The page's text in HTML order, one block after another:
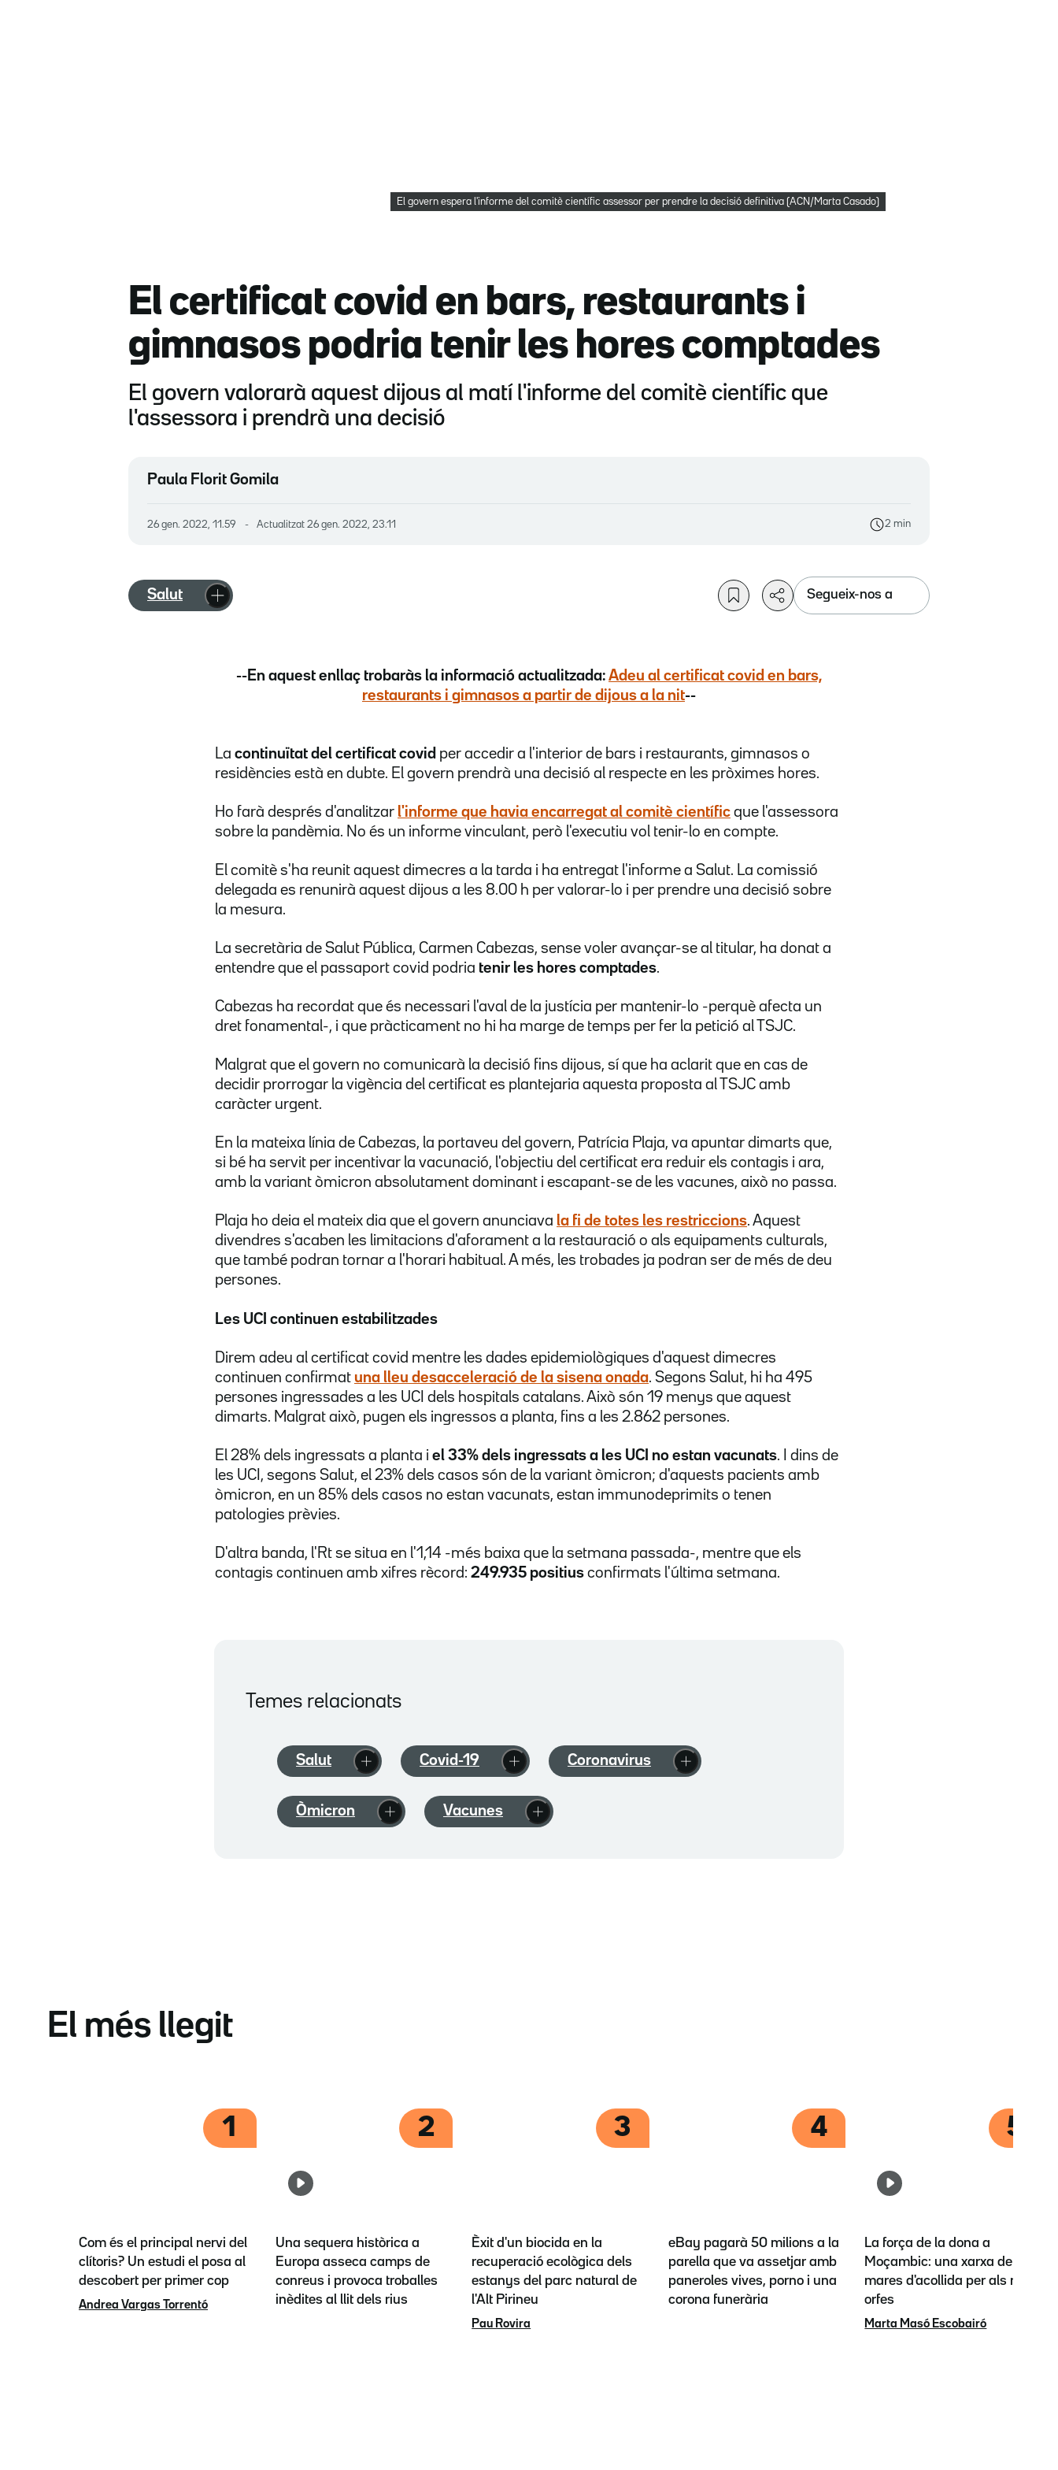
El govern espera l'informe del comitè científic assessor per prendre la decisió definitiva (ACN/Marta Casado)
El certificat covid en bars, restaurants i
gimnasos podria tenir les hores comptades
El govern valorarà aquest dijous al matí l'informe del comitè científic que
l'assessora i prendrà una decisió
Paula Florit Gomila
26 gen. 2022, 11.59 Actualitzat 26 gen. 2022, 23.11 2 min
Salut Segueix-nos a
--En aquest enllaç trobaràs la informació actualitzada: Adeu al certificat covid en bars,
restaurants i gimnasos a partir de dijous a la nit--
La continuïtat del certificat covid per accedir a l'interior de bars i restaurants, gimnasos o
residències està en dubte. El govern prendrà una decisió al respecte en les pròximes hores.
Ho farà després d'analitzar l'informe que havia encarregat al comitè científic que l'assessora
sobre la pandèmia. No és un informe vinculant, però l'executiu vol tenir-lo en compte.
El comitè s'ha reunit aquest dimecres a la tarda i ha entregat l'informe a Salut. La comissió
delegada es renunirà aquest dijous a les 8.00 h per valorar-lo i per prendre una decisió sobre
la mesura.
La secretària de Salut Pública, Carmen Cabezas, sense voler avançar-se al titular, ha donat a
entendre que el passaport covid podria tenir les hores comptades.
Cabezas ha recordat que és necessari l'aval de la justícia per mantenir-lo -perquè afecta un
dret fonamental-, i que pràcticament no hi ha marge de temps per fer la petició al TSJC.
Malgrat que el govern no comunicarà la decisió fins dijous, sí que ha aclarit que en cas de
decidir prorrogar la vigència del certificat es plantejaria aquesta proposta al TSJC amb
caràcter urgent.
En la mateixa línia de Cabezas, la portaveu del govern, Patrícia Plaja, va apuntar dimarts que,
si bé ha servit per incentivar la vacunació, l'objectiu del certificat era reduir els contagis i ara,
amb la variant òmicron absolutament dominant i escapant-se de les vacunes, això no passa.
Plaja ho deia el mateix dia que el govern anunciava la fi de totes les restriccions. Aquest
divendres s'acaben les limitacions d'aforament a la restauració o als equipaments culturals,
que també podran tornar a l'horari habitual. A més, les trobades ja podran ser de més de deu
persones.
Les UCI continuen estabilitzades
Direm adeu al certificat covid mentre les dades epidemiològiques d'aquest dimecres
continuen confirmat una lleu desacceleració de la sisena onada. Segons Salut, hi ha 495
persones ingressades a les UCI dels hospitals catalans. Això són 19 menys que aquest
dimarts. Malgrat això, pugen els ingressos a planta, fins a les 2.862 persones.
El 28% dels ingressats a planta i el 33% dels ingressats a les UCI no estan vacunats. I dins de
les UCI, segons Salut, el 23% dels casos són de la variant òmicron; d'aquests pacients amb
òmicron, en un 85% dels casos no estan vacunats, estan immunodeprimits o tenen
patologies prèvies.
D'altra banda, l'Rt se situa en l'1,14 -més baixa que la setmana passada-, mentre que els
contagis continuen amb xifres rècord: 249.935 positius confirmats l'última setmana.
Temes relacionats
Salut Covid-19 Coronavirus
Òmicron Vacunes
El més llegit
1
Com és el principal nervi del
clítoris? Un estudi el posa al
descobert per primer cop
Andrea Vargas Torrentó
2
Una sequera històrica a
Europa asseca camps de
conreus i provoca troballes
inèdites al llit dels rius
3
Èxit d'un biocida en la
recuperació ecològica dels
estanys del parc natural de
l'Alt Pirineu
Pau Rovira
4
eBay pagarà 50 milions a la
parella que va assetjar amb
paneroles vives, porno i una
corona funerària
5
La força de la dona a
Moçambic: una xarxa de
mares d'acollida per als nens
orfes
Marta Masó Escobairó